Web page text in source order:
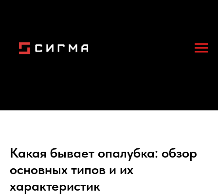
Какая бывает опалубка: обзор
основных типов и их
характеристик